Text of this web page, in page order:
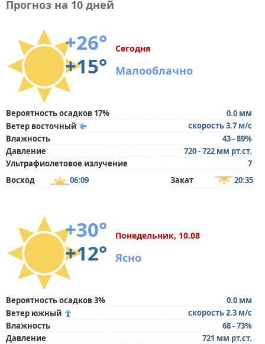
Прогноз на 10 дней
+26°
+15°
Сегодня
Малооблачно
Вероятность осадков 17%
0.0 мм
Ветер восточный
скорость 3.7 м/с
Влажность
43 - 89%
Давление
720 - 722 мм рт.ст.
Ультрафиолетовое излучение
7
Восход
06:09 Закат 20:35
+30°
+12°
Понедельник, 10.08
Ясно
Вероятность осадков 3%
0.0 мм
Ветер южный
скорость 2.3 м/с
Влажность
68 - 73%
Давление
721 мм рт.ст.